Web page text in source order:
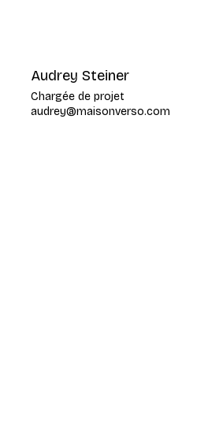
Audrey Steiner
Chargée de projet
audrey@maisonverso.com